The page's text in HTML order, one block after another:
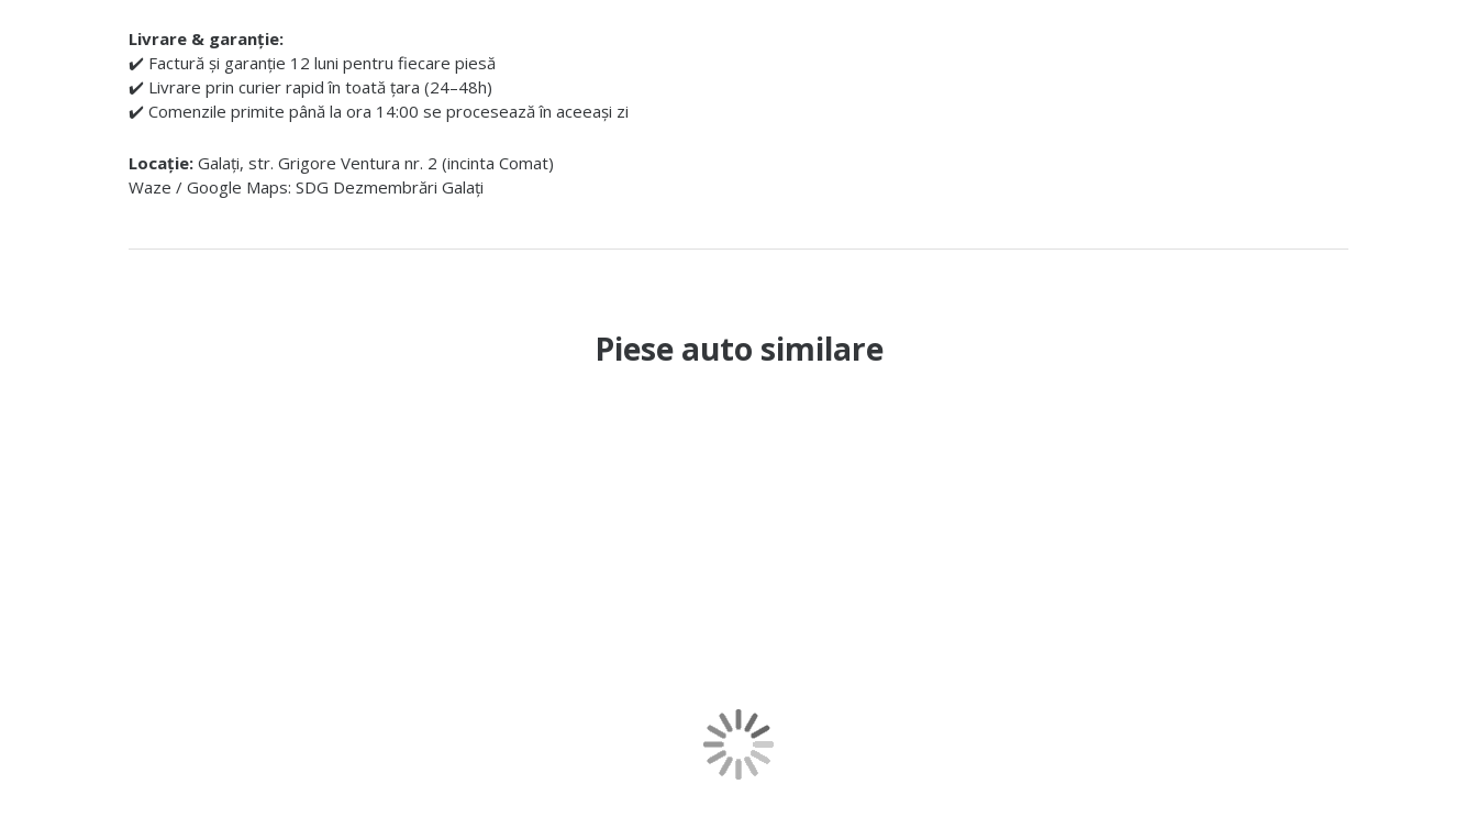
Livrare & garanție:
✔️ Factură și garanție 12 luni pentru fiecare piesă
✔️ Livrare prin curier rapid în toată țara (24–48h)
✔️ Comenzile primite până la ora 14:00 se procesează în aceeași zi
Locație: Galați, str. Grigore Ventura nr. 2 (incinta Comat)
Waze / Google Maps: SDG Dezmembrări Galați
Piese auto similare